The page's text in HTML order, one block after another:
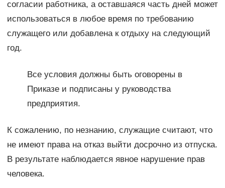
согласии работника, а оставшаяся часть дней может
использоваться в любое время по требованию
служащего или добавлена к отдыху на следующий
год.
Все условия должны быть оговорены в
Приказе и подписаны у руководства
предприятия.
К сожалению, по незнанию, служащие считают, что
не имеют права на отказ выйти досрочно из отпуска.
В результате наблюдается явное нарушение прав
человека.